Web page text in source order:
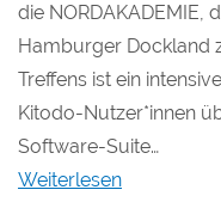
die NORDAKADEMIE,
Hamburger Dockland
Treffens ist ein
Kitodo-Nutzer*innen
Software-Suite…
Weiterlesen